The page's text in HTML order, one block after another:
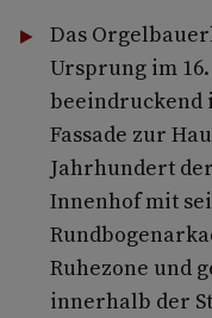
Das
Ursprung im
beeindruckend
Fassade zur
Jahrhundert
Innenhof mit
Ruhezone und
innerhalb der